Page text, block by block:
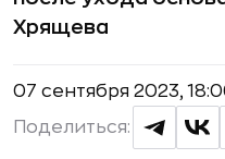
Хрящева
07 сентября 2023,
Поделиться: